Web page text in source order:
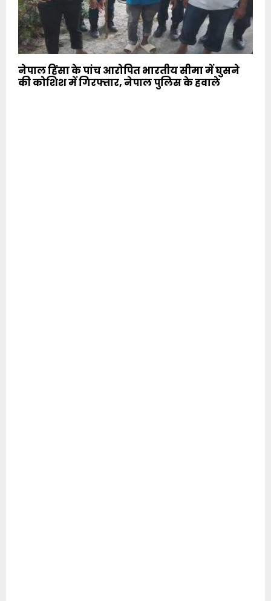
नेपाल हिंसा के पांच आरोपित भारतीय सीमा में घुसने
की कोशिश में गिरफ्तार, नेपाल पुलिस के हवाले